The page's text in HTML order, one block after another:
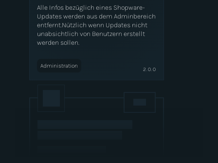
Alle Infos bezüglich eines Shopware-
Updates werden aus dem Adminbereich
entfernt.Nützlich wenn Updates nicht
unabsichtlich von Benutzern erstellt
werden sollen.
Administration
2.0.0